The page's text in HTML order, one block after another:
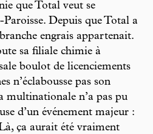
que Total veut se
Depuis que Total a
engrais appartenait.
sa filiale chimie à
boulot de licenciements
n’éclabousse pas son
multinationale n’a pas pu
d’un événement majeur :
ça aurait été vraiment